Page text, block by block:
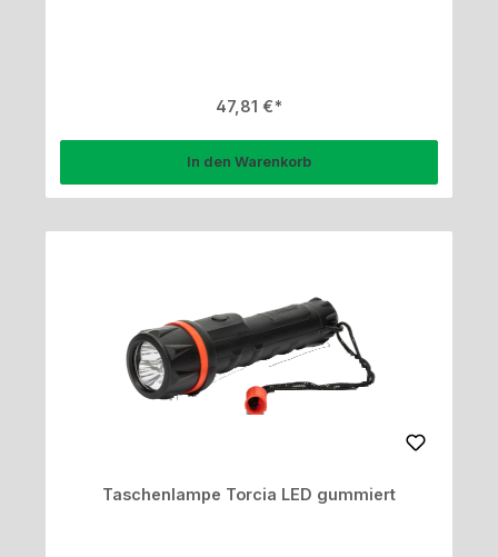
Regulärer Preis:
47,81 €
In den Warenkorb
Taschenlampe Torcia LED gummiert